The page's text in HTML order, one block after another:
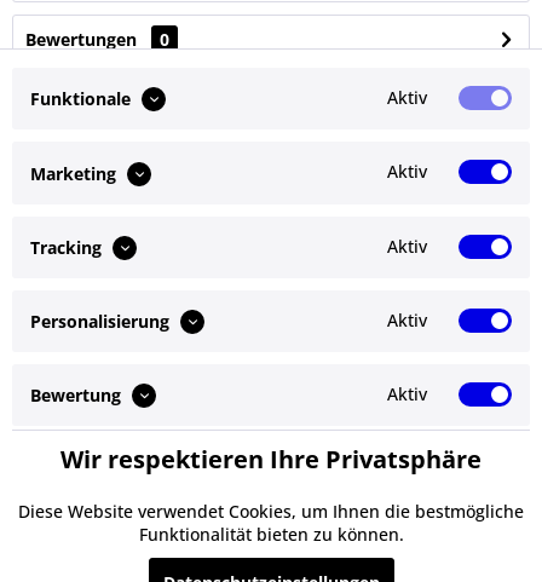
Bewertungen
0
Kunden haben sich ebenfalls angesehen
Service Hotline
Shop Service
Informationen
* Alle Preise inkl. gesetzl. Mehrwertsteuer zzgl.Versandkosten
Funktionale Aktiv
Marketing Aktiv
Tracking Aktiv
Personalisierung Aktiv
Bewertung Aktiv
Service Aktiv
Wir respektieren Ihre Privatsphäre
Diese Website verwendet Cookies, um Ihnen die bestmögliche
Funktionalität bieten zu können.